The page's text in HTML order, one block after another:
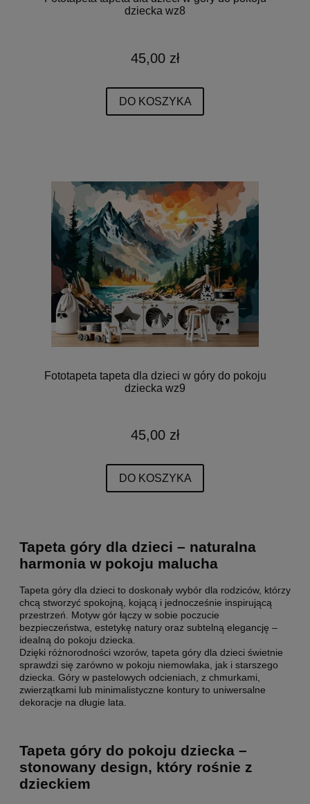
dziecka wz8
45,00 zł
DO KOSZYKA
Fototapeta tapeta dla dzieci w góry do pokoju
dziecka wz9
45,00 zł
DO KOSZYKA
Tapeta góry dla dzieci – naturalna
harmonia w pokoju malucha
Tapeta góry dla dzieci to doskonały wybór dla rodziców, którzy
chcą stworzyć spokojną, kojącą i jednocześnie inspirującą
przestrzeń. Motyw gór łączy w sobie poczucie
bezpieczeństwa, estetykę natury oraz subtelną elegancję –
idealną do pokoju dziecka.
Dzięki różnorodności wzorów, tapeta góry dla dzieci świetnie
sprawdzi się zarówno w pokoju niemowlaka, jak i starszego
dziecka. Góry w pastelowych odcieniach, z chmurkami,
zwierzątkami lub minimalistyczne kontury to uniwersalne
dekoracje na długie lata.
Tapeta góry do pokoju dziecka –
stonowany design, który rośnie z
dzieckiem